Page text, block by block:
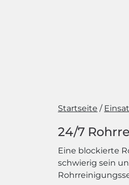
Startseite
24/7
Eine blockierte
schwierig sein